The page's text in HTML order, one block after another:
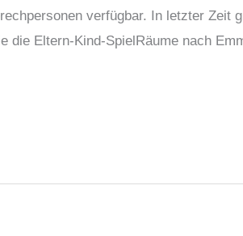
verfügbar. In letzter
die Eltern-Kind-SpielRäume nach